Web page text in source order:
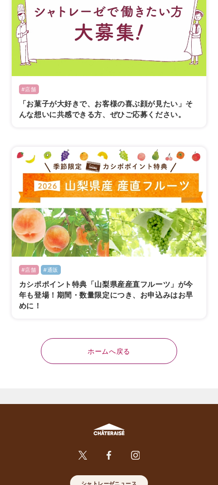
#店舗
「お菓子が大好きで、お客様の喜ぶ顔が見たい」そ
んな想いに共感できる方、ぜひご応募ください。
#店舗 #通販
カシポポイント特典「山梨県産産直フルーツ」が今
年も登場！期間・数量限定につき、お申込みはお早
めに！
ホームへ戻る
シャトレーゼニュース